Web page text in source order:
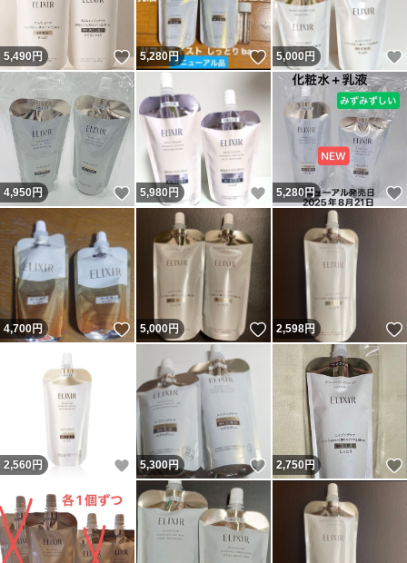
5,490円 いいね！
5,280円 いいね！
5,000円
4,950円 いいね！
5,980円 いいね！
5,280円
4,700円 いいね！
5,000円 いいね！
2,598円
2,560 円 いいね！
5,300円 いいね！
2,750円